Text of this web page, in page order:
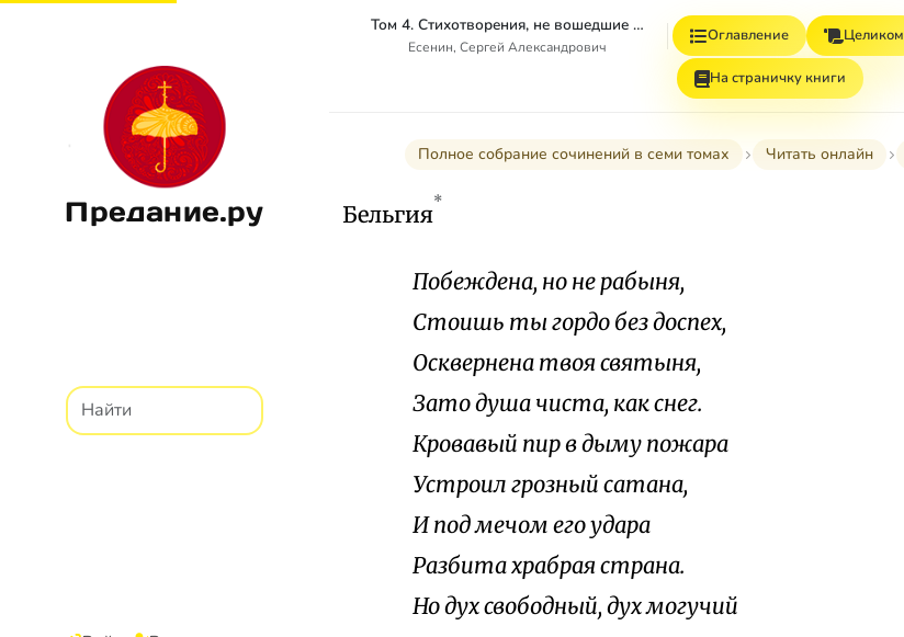
Предание.ру
Том 4. Стихотворения, не вошедшие в Собрание сочинений
Есенин, Сергей Александрович
Оглавление Целиком
На страничку книги
Полное собрание сочинений в семи томах Читать онлайн
Бельгия*
Побеждена, но не рабыня,
Стоишь ты гордо без доспех,
Осквернена твоя святыня,
Зато душа чиста, как снег.
Кровавый пир в дыму пожара
Устроил грозный сатана,
И под мечом его удара
Разбита храбрая страна.
Но дух свободный, дух могучий